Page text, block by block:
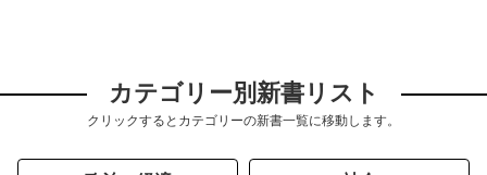
カテゴリー別新書リスト
クリックするとカテゴリーの新書一覧に移動します。